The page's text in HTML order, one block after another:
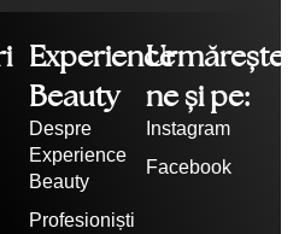
Experience
Beauty
Despre
Experience
Beauty
Profesioniști
Urmărește-
ne și pe:
Instagram
Facebook